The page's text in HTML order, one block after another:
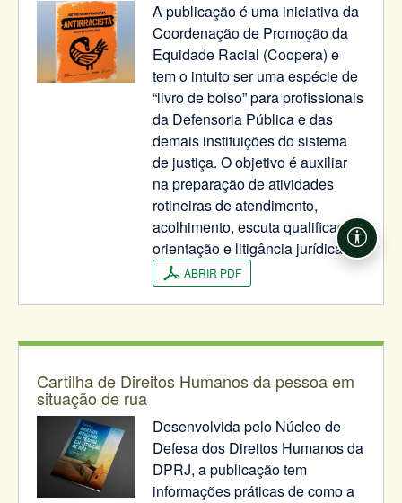
A publicação é uma iniciativa da
Coordenação de Promoção da
Equidade Racial (Coopera) e
tem o intuito ser uma espécie de
“livro de bolso” para profissionais
da Defensoria Pública e das
demais instituições do sistema
de justiça. O objetivo é auxiliar
na preparação de atividades
rotineiras de atendimento,
acolhimento, escuta qualificada,
orientação e litigância jurídica.
ABRIR PDF
Cartilha de Direitos Humanos da pessoa em
situação de rua
Desenvolvida pelo Núcleo de
Defesa dos Direitos Humanos da
DPRJ, a publicação tem
informações práticas de como a